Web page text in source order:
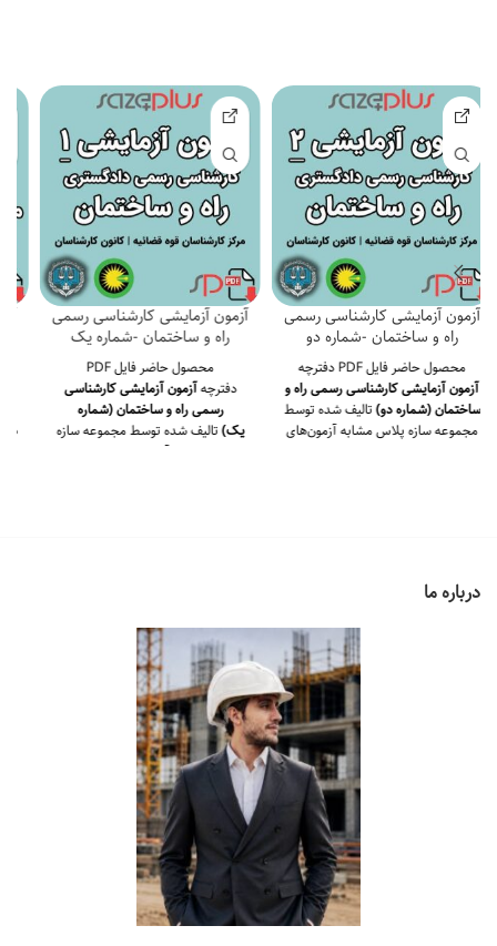
پاسخ ها بخاطر سپرده شود.
*سوالات تالیفی پاسخ تشریحی دارند.
پاسخ ها بخاطر سپرده شود.
907 سوال
با کلید سوالات*سوالات تالیفی پاسخ
تشریحی دارند.
آزمون آزمایشی کارشناسی رسمی
راه و ساختمان -شماره دو
محصول حاضر فایل PDF دفترچه
آزمون آزمایشی کارشناسی رسمی راه و
ساختمان (شماره دو)تالیف شده توسط
مجموعه سازه پلاس مشابه آزمون‌های
استفاده است. پاسخنامه با اشاره به
منبع و کلید در انتهای دفترچه آزمون
با کلید و راهنمای پاسخ بر اساس
آخرین منابع اعلامی و بروز
آزمون آزمایشی کارشناسی رسمی
راه و ساختمان -شماره یک
محصول حاضر فایل PDF
دفترچهآزمون آزمایشی کارشناسی
رسمی راه و ساختمان (شماره
یک)تالیف شده توسط مجموعه سازه
پلاس مشابه آزمون‌های کارشناسی
آزمایشی است.تعداد سوال:
با کلید و راهنمای پاسخ
آخرین منابع اعلامی و بروز
درباره ما